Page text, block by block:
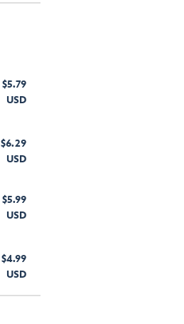
$5.79
USD
$6.29
USD
$5.99
USD
$4.99
USD